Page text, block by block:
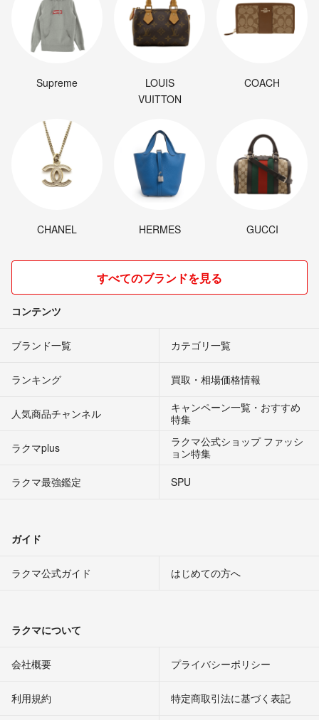
Supreme
LOUIS
VUITTON
COACH
CHANEL HERMES GUCCI
すべてのブランドを見る
コンテンツ
ブランド一覧 カテゴリ一覧
ランキング 買取・相場価格情報
人気商品チャンネル
キャンペーン一覧・おすすめ
特集
ラクマplus
ラクマ公式ショップ ファッシ
ョン特集
ラクマ最強鑑定
SPU
ガイド
ラクマ公式ガイド はじめての方へ
ラクマについて
会社概要 プライバシーポリシー
利用規約 特定商取引法に基づく表記